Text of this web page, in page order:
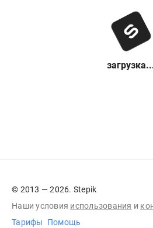
© 2013 — 2026. Stepik
Наши условия использования и
Тарифы
Помощь